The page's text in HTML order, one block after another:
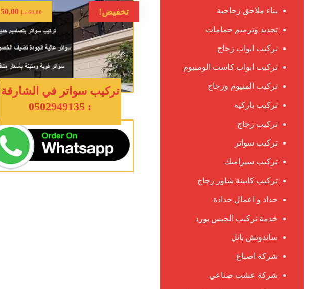
تخفيض!
تركيب سواتر في الشارقة
: 0502949135
60,00 د.إ 50,00 بناء ملاحق زجاجية
تجديد وترميم حمامات
تركيب ابواب زجاج
تركيب ابواب كاست الومنيوم
تركيب المنيوم وزجاج
تركيب باركيه
تركيب زجاج
تركيب سواتر
تركيب سيراميك
تركيب كابينة شاور زجاج
حداد و اعمال حدادة
خدمة تركيب الجبس بورد
ساندوتش بانل
شركة اصباغ
شركة عشب صناعي